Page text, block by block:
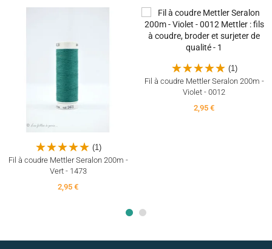
(1)
Fil à coudre Mettler Seralon 200m -
Vert - 1473
2,95 €
(1)
Fil à coudre Mettler Seralon 200m -
Violet - 0012
2,95 €